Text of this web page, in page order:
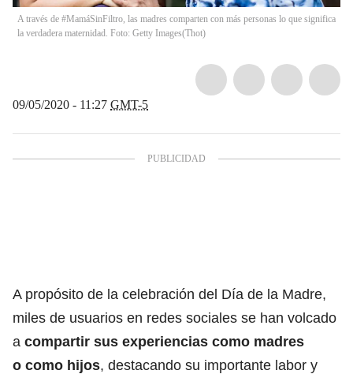
A través de #MamáSinFiltro, las madres comparten con más personas lo que significa
la verdadera maternidad. Foto: Getty Images(Thot)
09/05/2020 - 11:27 GMT-5
A propósito de la celebración del Día de la Madre,
miles de usuarios en redes sociales se han volcado
a compartir sus experiencias como madres
o como hijos, destacando su importante labor y